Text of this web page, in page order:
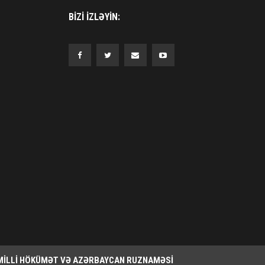
BIZI IZLƏYIN:
HÖKÜMƏT VƏ AZƏRBAYCAN RUZNAMƏSI